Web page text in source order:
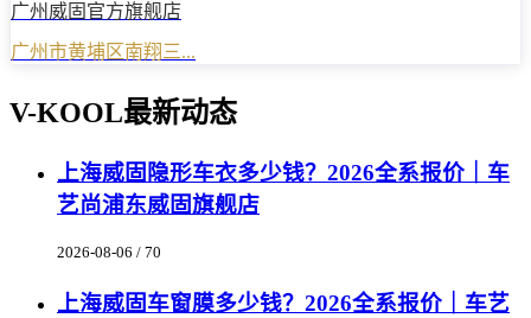
广州威固官方旗舰店
广州市黄埔区南翔三...
V-KOOL最新动态
上海威固隐形车衣多少钱？2026全系报价｜车
艺尚浦东威固旗舰店
2026-08-06 / 70
上海威固车窗膜多少钱？2026全系报价｜车艺